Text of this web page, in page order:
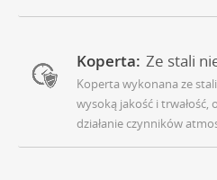
Koperta: Ze stali
Koperta wykonana ze
wysoką jakość i
działanie czynników